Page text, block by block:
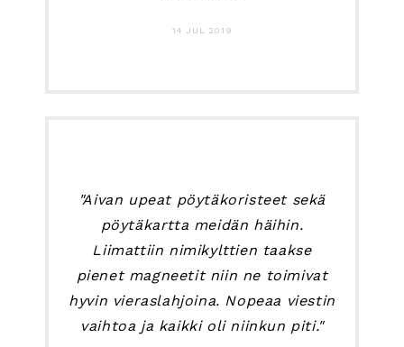
14 JUL 2019
"Aivan upeat pöytäkoristeet sekä
pöytäkartta meidän häihin.
Liimattiin nimikylttien taakse
pienet magneetit niin ne toimivat
hyvin vieraslahjoina. Nopeaa viestin
vaihtoa ja kaikki oli niinkun piti."